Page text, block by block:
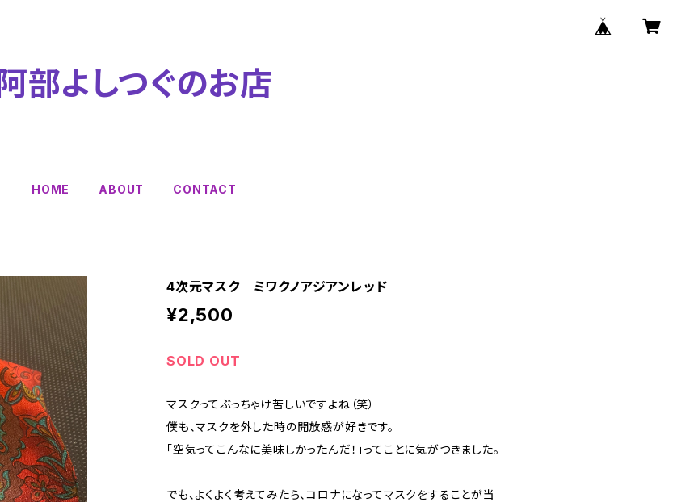
阿部よしつぐのお店
HOME ABOUT CONTACT
4次元マスク ミワクノアジアンレッド
¥2,500
SOLD OUT
マスクってぶっちゃけ苦しいですよね（笑）
僕も、マスクを外した時の開放感が好きです。
「空気ってこんなに美味しかったんだ！」ってことに気がつきました。
でも、よくよく考えてみたら、コロナになってマスクをすることが当